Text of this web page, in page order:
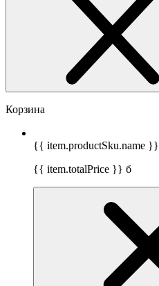
Корзина
{{ item.productSku.name }}
{{ item.totalPrice }} б